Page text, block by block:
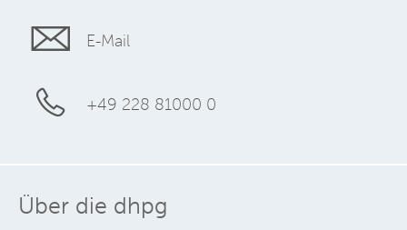
E-Mail
+49 228 81000 0
Über die dhpg